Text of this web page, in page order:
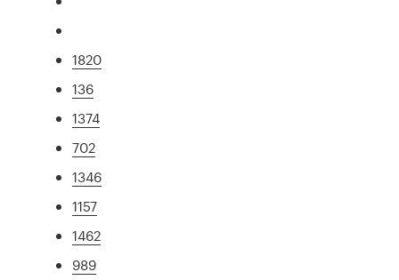
1820
136
1374
702
1346
1157
1462
989